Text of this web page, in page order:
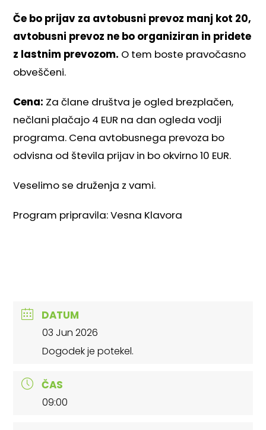
Če bo prijav za avtobusni prevoz manj kot 20,
avtobusni prevoz ne bo organiziran in pridete
z lastnim prevozom. O tem boste pravočasno
obveščeni.
Cena: Za člane društva je ogled brezplačen,
nečlani plačajo 4 EUR na dan ogleda vodji
programa. Cena avtobusnega prevoza bo
odvisna od števila prijav in bo okvirno 10 EUR.
Veselimo se druženja z vami.
Program pripravila: Vesna Klavora
DATUM
03 Jun 2026
Dogodek je potekel.
ČAS
09:00